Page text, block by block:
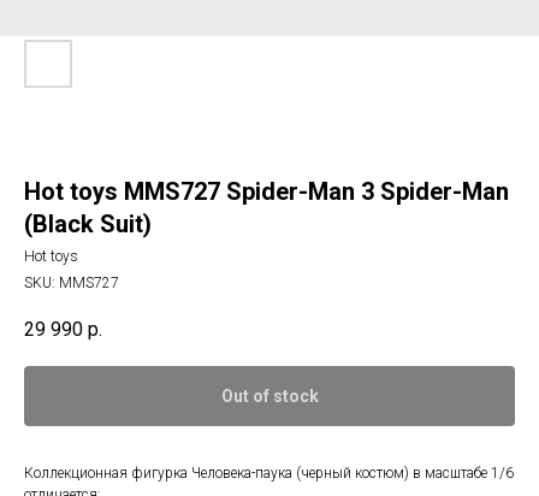
Hot toys MMS727 Spider-Man 3 Spider-Man
(Black Suit)
Hot toys
SKU: MMS727
29 990 р.
Out of stock
Коллекционная фигурка Человека-паука (черный костюм) в масштабе 1/6